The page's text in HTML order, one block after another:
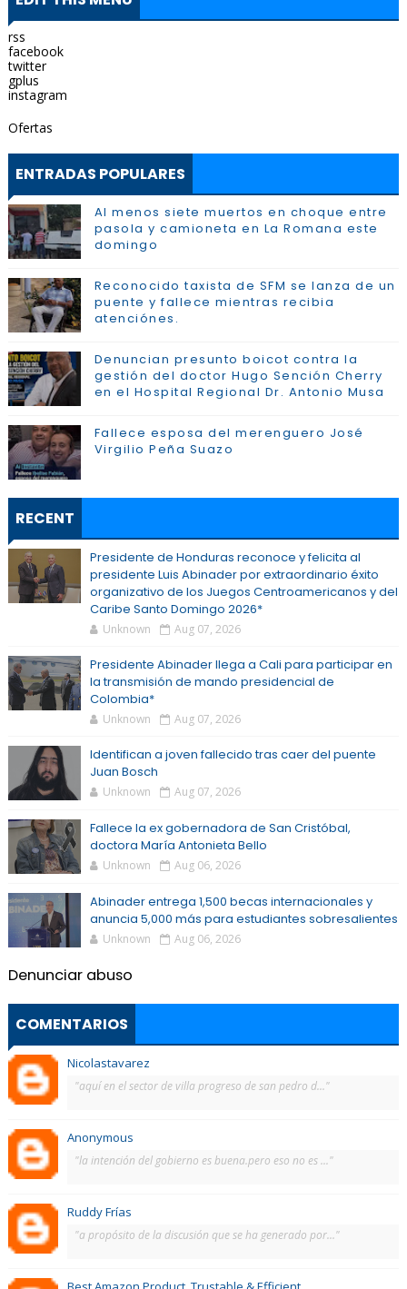
rss
facebook
twitter
gplus
instagram
Ofertas
ENTRADAS POPULARES
Al menos siete muertos en choque entre
pasola y camioneta en La Romana este
domingo
Reconocido taxista de SFM se lanza de un
puente y fallece mientras recibia
atenciónes.
Denuncian presunto boicot contra la
gestión del doctor Hugo Sención Cherry
en el Hospital Regional Dr. Antonio Musa
Fallece esposa del merenguero José
Virgilio Peña Suazo
RECENT
Presidente de Honduras reconoce y felicita al
presidente Luis Abinader por extraordinario éxito
organizativo de los Juegos Centroamericanos y del
Caribe Santo Domingo 2026*
Unknown Aug 07, 2026
Presidente Abinader llega a Cali para participar en
la transmisión de mando presidencial de
Colombia*
Unknown Aug 07, 2026
Identifican a joven fallecido tras caer del puente
Juan Bosch
Unknown Aug 07, 2026
Fallece la ex gobernadora de San Cristóbal,
doctora María Antonieta Bello
Unknown Aug 06, 2026
Abinader entrega 1,500 becas internacionales y
anuncia 5,000 más para estudiantes sobresalientes
Unknown Aug 06, 2026
Denunciar abuso
COMENTARIOS
Nicolastavarez
"aquí en el sector de villa progreso de san pedro d..."
Anonymous
"la intención del gobierno es buena.pero eso no es ..."
Ruddy Frías
"a propósito de la discusión que se ha generado por..."